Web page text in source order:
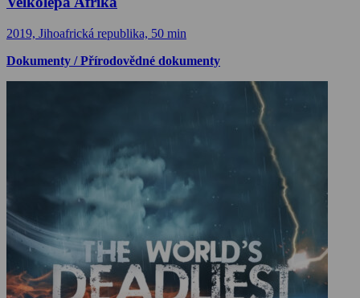
2019, Jihoafrická republika, 50 min
Dokumenty / Přírodovědné dokumenty